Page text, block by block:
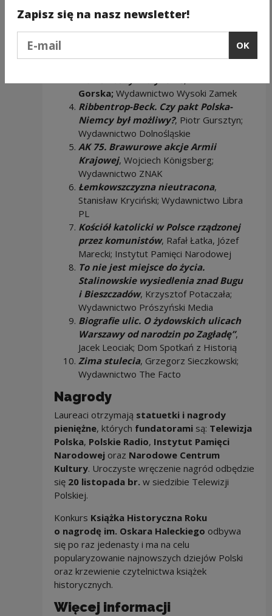
Reczek, Elżbieta Wojcieszyk; Instytut
Chwalba; Wydawnictwo Naukowe PWN
Gorska; Wydawnictwo Wysoki Zamek
Ribbentrop-Beck. Czy pakt Polska-
Niemcy był możliwy?, Piotr Gursztyn;
Wydawnictwo Dolnośląskie
AK 75. Brawurowe akcje Armii
Krajowej, Wojciech Königsberg;
Wydawnictwo ZNAK
Łemkowszczyzna nieutracona,
Stanisław Kryciński; Wydawnictwo Libra
PL
Kościół katolicki w Polsce rządzonej
przez komunistów, Rafał Łatka, Józef
Marecki; Instytut Pamięci Narodowej
To nie jest miejsce do życia.
Stalinowskie wysiedlenia znad Bugu
i Bieszczadów, Krzysztof Potaczała;
Wydawnictwo Prószyński Media
Biografie ulic. O żydowskich ulicach
Warszawy od narodzin po Zagładę”,
Jacek Leociak; Dom Spotkań z Historią
Zima stulecia, Grzegorz Sieczkowski;
Wydawnictwo The Facto
Nagrody
Laureaci otrzymają statuetki i nagrody
pieniężne, których fundatoramisą: Telewizja
Polska, Polskie Radio, Instytut Pamięci
Narodowejoraz Narodowe Centrum
Kultury. Uroczyste wręczenie nagród odbędzie
się20 listopada br. w siedzibie Telewizji
Polskiej.
Konkurs Książka Historyczna Roku
o nagrodę im. Oskara Haleckiego odbywa
się po raz jedenasty i ma na celu
popularyzowanie najnowszych dziejów Polski
oraz krzewienie czytelnictwa książek
historycznych.
Więcej informacji
Zapisz się na nasz newsletter!
OK